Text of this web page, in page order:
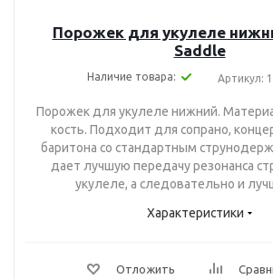
Порожек для укулеле
Saddle
Наличие товара: Артикул:
Порожек для укулеле нижний.
кость. Подходит для сопрано,
баритона со стандартным
дает лучшую передачу резонанса
укулеле, а следовательно и
Характеристики
Отложить